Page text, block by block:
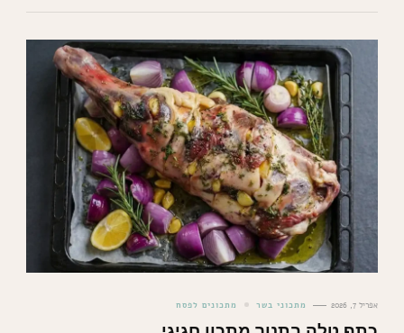
אפריל 7, 2026 מתכוני בשר מתכונים לפסח